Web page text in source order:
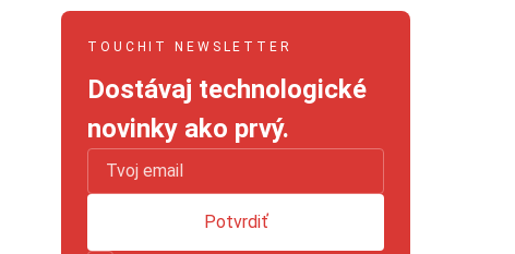
TOUCHIT NEWSLETTER
Dostávaj technologické
novinky ako prvý.
Potvrdiť